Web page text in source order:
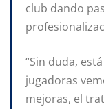
club dando
“Sin duda,
jugadoras
mejoras, el